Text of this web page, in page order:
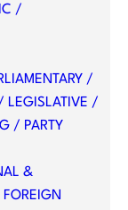
/
/
LEGISLATIVE /
/ PARTY
&